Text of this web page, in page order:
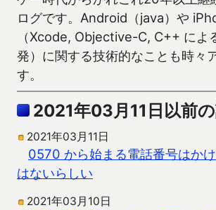
ログです。Android（java）や
（Xcode, Objective-C, C++ によ
発）に関する技術的なことも時々
す。
2021年03月11日以前
2021年03月11日
0570 から始まる電話番号はか
はないらしい
2021年03月10日